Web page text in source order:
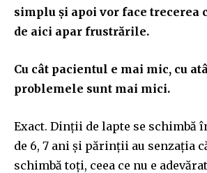
simplu și apoi vor face trecerea
de aici apar frustrările.
Cu cât pacientul e mai mic, cu
problemele sunt mai mici.
Exact. Dinții de lapte se schimbă
de 6, 7 ani și părinții au senzația
schimbă toți, ceea ce nu e